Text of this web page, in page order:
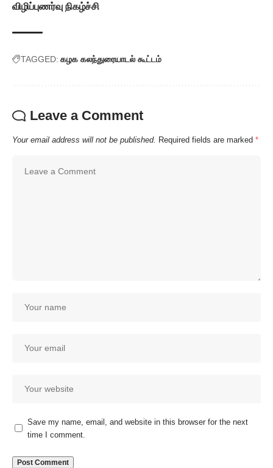
விழிப்புணர்வு நிகழ்ச்சி
TAGGED: கழக கலந்துரையாடல் கூட்டம்
Leave a Comment
Your email address will not be published. Required fields are marked *
Save my name, email, and website in this browser for the next
time I comment.